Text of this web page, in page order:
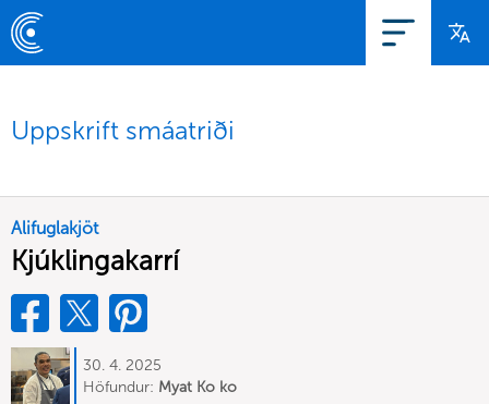
Uppskrift smáatriði
Alifuglakjöt
Kjúklingakarrí
30. 4. 2025
Höfundur: Myat Ko ko